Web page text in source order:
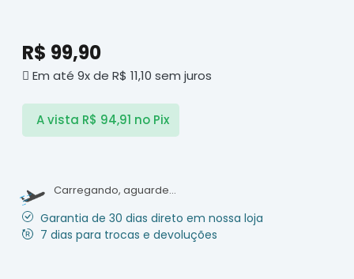
R$ 99,90
Em até 9x de R$ 11,10 sem juros
A vista R$ 94,91 no Pix
Carregando, aguarde...
Garantia de 30 dias direto em nossa loja
7 dias para trocas e devoluções